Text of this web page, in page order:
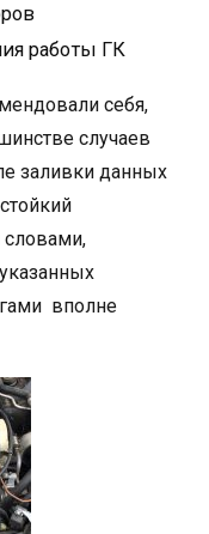
работы ГК
себя,
случаев
заливки данных
вполне